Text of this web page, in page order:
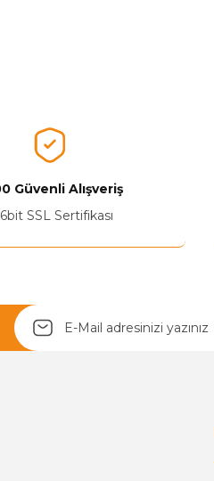
Güvenli Alışveriş
SSL Sertifikası